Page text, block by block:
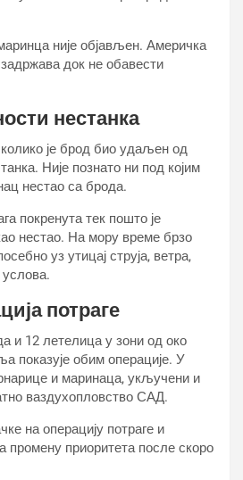
није објављен. Америчка
задржава док не обавести
нестанка
је брод био удаљен од
Није познато ни под којим
нестао са брода.
покренута тек пошто је
нестао. На мору време брзо
уз утицај струја, ветра,
потраге
и 12 летелица у зони од око
показује обим операције. У
и маринаца, укључени и
ваздухопловство САД.
на операцију потраге и
промену приоритета после скоро